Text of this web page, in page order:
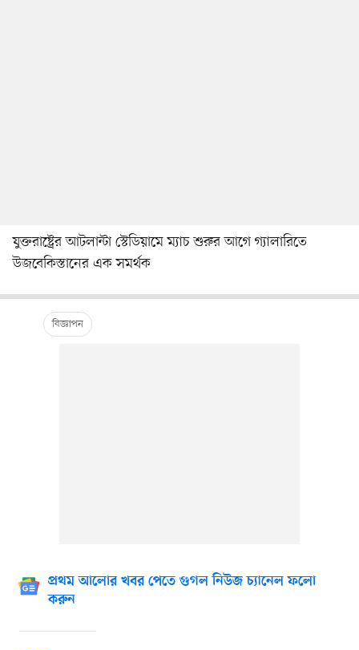
যুক্তরাষ্ট্রের আটলান্টা স্টেডিয়ামে ম্যাচ শুরুর আগে গ্যালারিতে
উজবেকিস্তানের এক সমর্থক
প্রথম আলোর খবর পেতে গুগল নিউজ চ্যানেল ফলো
করুন